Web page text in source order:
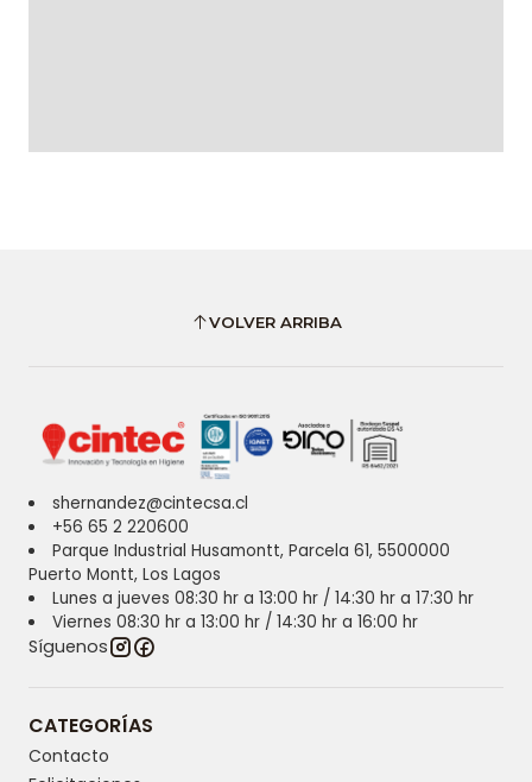
VOLVER ARRIBA
shernandez@cintecsa.cl
+56 65 2 220600
Parque Industrial Husamontt, Parcela 61, 5500000
Puerto Montt, Los Lagos
Lunes a jueves 08:30 hr a 13:00 hr / 14:30 hr a 17:30 hr
Viernes 08:30 hr a 13:00 hr / 14:30 hr a 16:00 hr
Síguenos
CATEGORÍAS
Contacto